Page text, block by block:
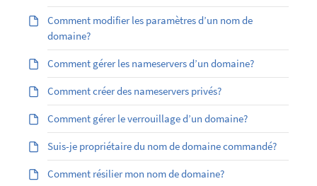
Comment modifier les paramètres d’un nom de
domaine?
Comment gérer les nameservers d’un domaine?
Comment créer des nameservers privés?
Comment gérer le verrouillage d’un domaine?
Suis-je propriétaire du nom de domaine commandé?
Comment résilier mon nom de domaine?